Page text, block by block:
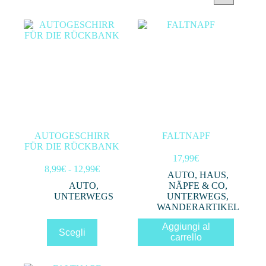
Filtra per prezzo
AUTOGESCHIRR
FÜR DIE RÜCKBANK
8,99€ - 12,99€Fascia
da
AUTO,
UNTERWEGS
Scegliprodotto
ha
FALTNAPF
17,99€
AUTO, HAUS,
NÄPFE & CO,
UNTERWEGS,
WANDERARTIKEL
Aggiungi al
carrello